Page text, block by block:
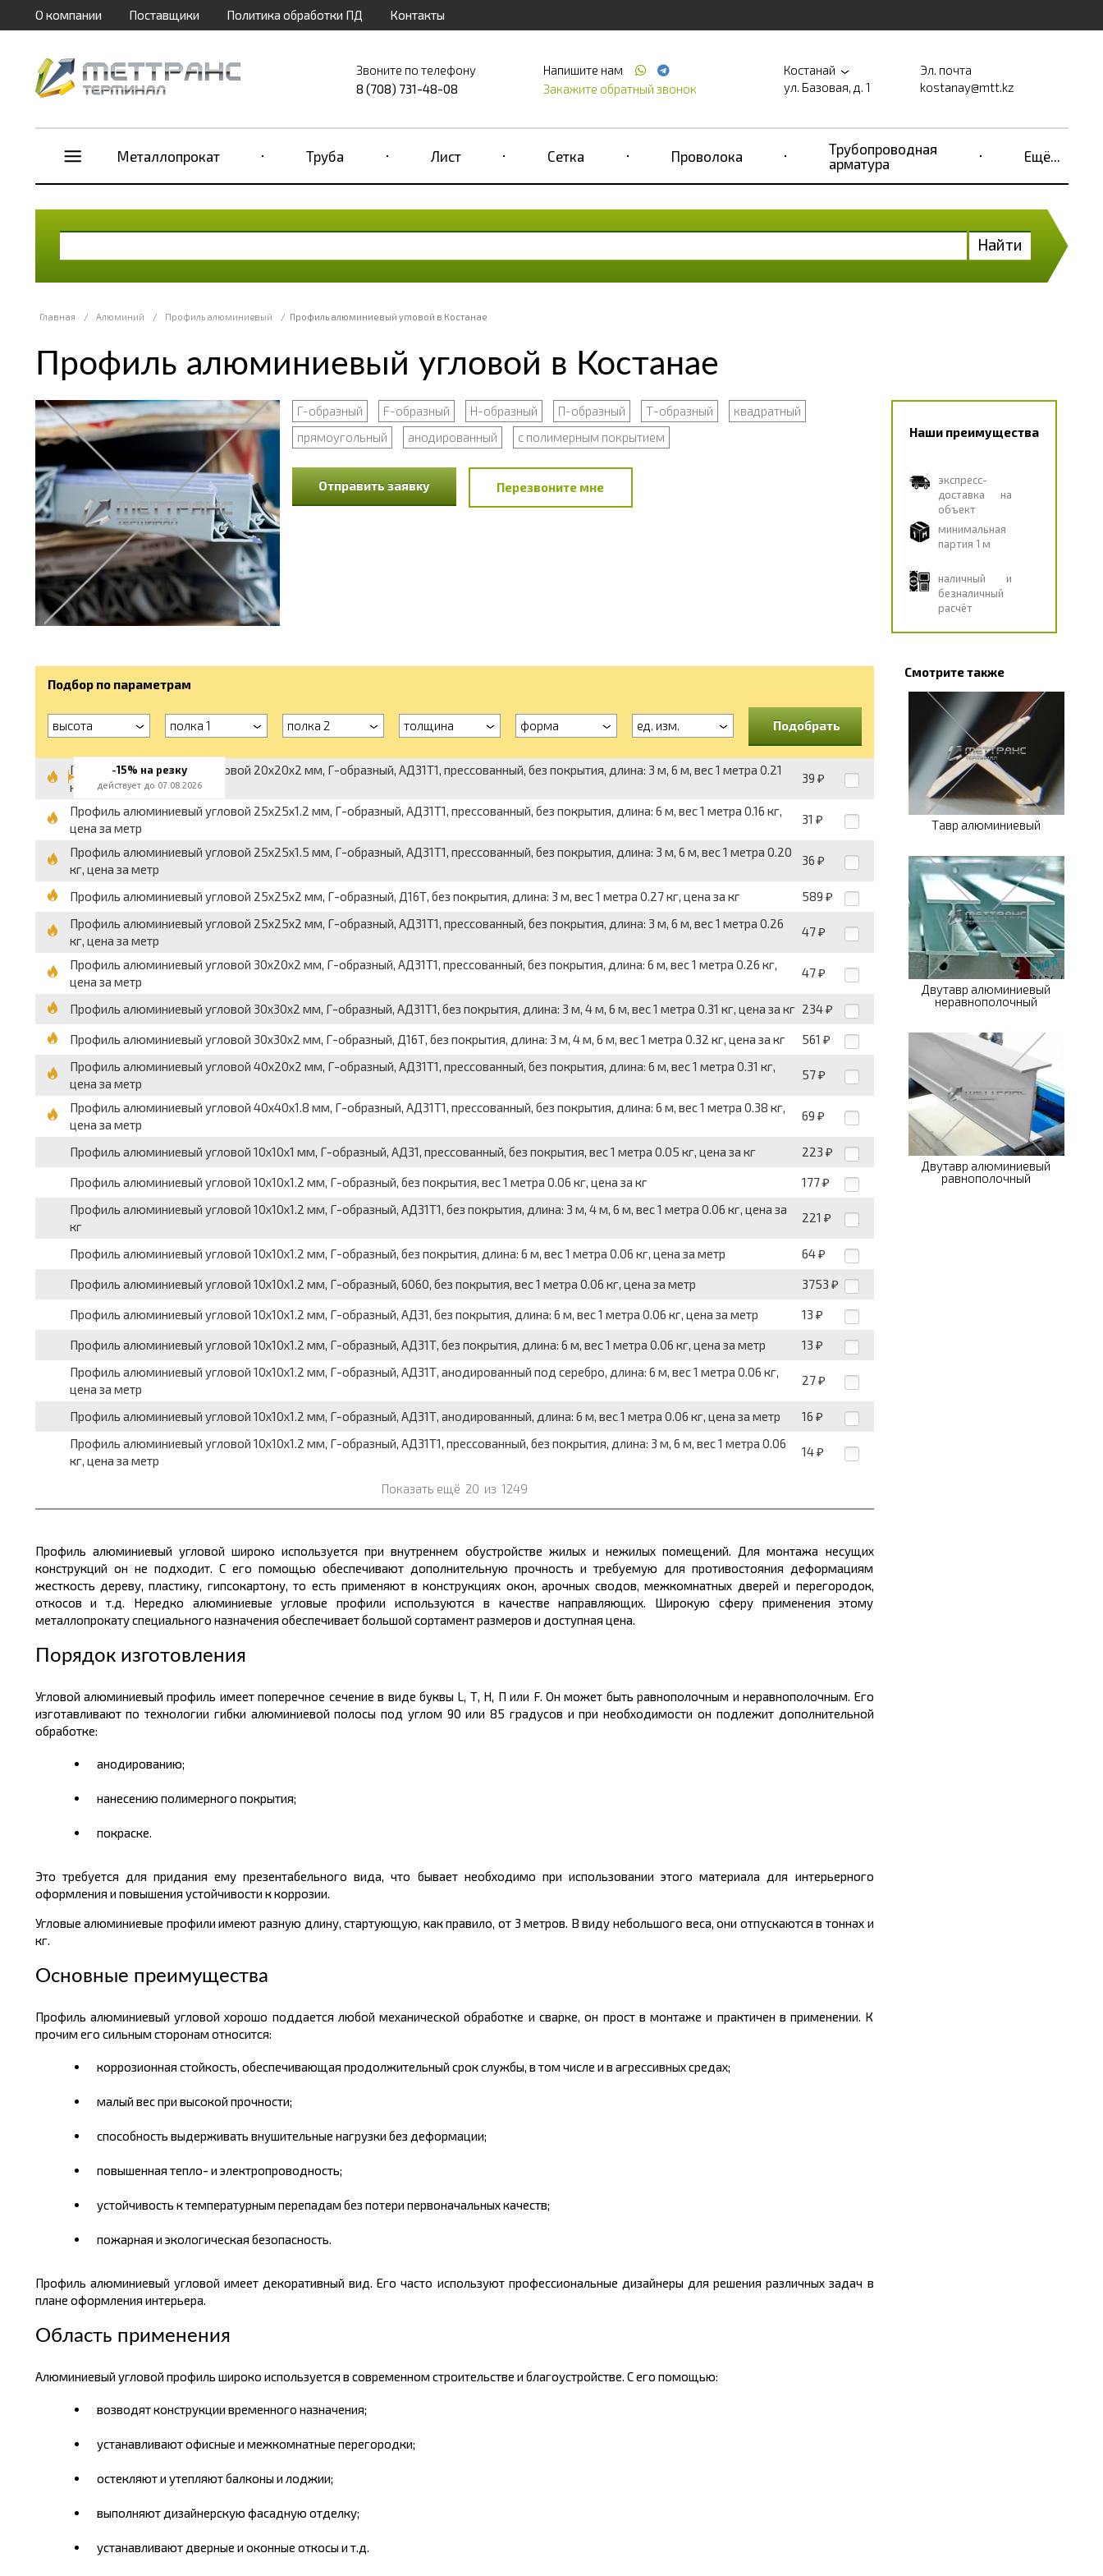
О компании Поставщики Политика обработки ПД Контакты
Звоните по телефону
8 (708) 731-48-08
Напишите нам
Закажите обратный звонок
Костанай
ул. Базовая, д. 1
Эл. почта
kostanay@mtt.kz
Металлопрокат Труба Лист Сетка Проволока
Трубопроводная
арматура
Ещё...
Найти
Главная / Алюминий / Профиль алюминиевый / Профиль алюминиевый угловой в Костанае
Профиль алюминиевый угловой в Костанае
Г-образный F-образный Н-образный П-образный Т-образный
квадратный
прямоугольный
анодированный с полимерным покрытием
Отправить заявку Перезвоните мне
Наши преимущества
экспресс-
доставка на
объект
минимальная
партия 1 м
наличный и
безналичный
расчёт
Подбор по параметрам
высота полка 1 полка 2 толщина форма ед. изм. Подобрать
Профиль алюминиевый угловой 20x20x2 мм, Г-образный, АД31Т1, прессованный, без покрытия, длина: 3 м, 6 м, вес 1 метра 0.21
кг, цена за метр
39 ₽
Профиль алюминиевый угловой 25x25x1.2 мм, Г-образный, АД31Т1, прессованный, без покрытия, длина: 6 м, вес 1 метра 0.16 кг,
цена за метр
31 ₽
Профиль алюминиевый угловой 25x25x1.5 мм, Г-образный, АД31Т1, прессованный, без покрытия, длина: 3 м, 6 м, вес 1 метра 0.20
кг, цена за метр
36 ₽
Профиль алюминиевый угловой 25x25x2 мм, Г-образный, Д16Т, без покрытия, длина: 3 м, вес 1 метра 0.27 кг, цена за кг 589 ₽
Профиль алюминиевый угловой 25x25x2 мм, Г-образный, АД31Т1, прессованный, без покрытия, длина: 3 м, 6 м, вес 1 метра 0.26
кг, цена за метр
47 ₽
Профиль алюминиевый угловой 30x20x2 мм, Г-образный, АД31Т1, прессованный, без покрытия, длина: 6 м, вес 1 метра 0.26 кг,
цена за метр
47 ₽
Профиль алюминиевый угловой 30x30x2 мм, Г-образный, АД31Т1, без покрытия, длина: 3 м, 4 м, 6 м, вес 1 метра 0.31 кг, цена за кг 234 ₽
Профиль алюминиевый угловой 30x30x2 мм, Г-образный, Д16Т, без покрытия, длина: 3 м, 4 м, 6 м, вес 1 метра 0.32 кг, цена за кг 561 ₽
Профиль алюминиевый угловой 40x20x2 мм, Г-образный, АД31Т1, прессованный, без покрытия, длина: 6 м, вес 1 метра 0.31 кг,
цена за метр
57 ₽
Профиль алюминиевый угловой 40x40x1.8 мм, Г-образный, АД31Т1, прессованный, без покрытия, длина: 6 м, вес 1 метра 0.38 кг,
цена за метр
69 ₽
Профиль алюминиевый угловой 10x10x1 мм, Г-образный, АД31, прессованный, без покрытия, вес 1 метра 0.05 кг, цена за кг 223 ₽
Профиль алюминиевый угловой 10x10x1.2 мм, Г-образный, без покрытия, вес 1 метра 0.06 кг, цена за кг 177 ₽
Профиль алюминиевый угловой 10x10x1.2 мм, Г-образный, АД31Т1, без покрытия, длина: 3 м, 4 м, 6 м, вес 1 метра 0.06 кг, цена за
кг
221 ₽
Профиль алюминиевый угловой 10x10x1.2 мм, Г-образный, без покрытия, длина: 6 м, вес 1 метра 0.06 кг, цена за метр 64 ₽
Профиль алюминиевый угловой 10x10x1.2 мм, Г-образный, 6060, без покрытия, вес 1 метра 0.06 кг, цена за метр 3753 ₽
Профиль алюминиевый угловой 10x10x1.2 мм, Г-образный, АД31, без покрытия, длина: 6 м, вес 1 метра 0.06 кг, цена за метр 13 ₽
Профиль алюминиевый угловой 10x10x1.2 мм, Г-образный, АД31Т, без покрытия, длина: 6 м, вес 1 метра 0.06 кг, цена за метр 13 ₽
Профиль алюминиевый угловой 10x10x1.2 мм, Г-образный, АД31Т, анодированный под серебро, длина: 6 м, вес 1 метра 0.06 кг,
цена за метр
27 ₽
Профиль алюминиевый угловой 10x10x1.2 мм, Г-образный, АД31Т, анодированный, длина: 6 м, вес 1 метра 0.06 кг, цена за метр 16 ₽
Профиль алюминиевый угловой 10x10x1.2 мм, Г-образный, АД31Т1, прессованный, без покрытия, длина: 3 м, 6 м, вес 1 метра 0.06
кг, цена за метр
14 ₽
Показать ещё 20 из 1249
Профиль алюминиевый угловой широко используется при внутреннем обустройстве жилых и нежилых помещений. Для монтажа несущих
конструкций он не подходит. С его помощью обеспечивают дополнительную прочность и требуемую для противостояния деформациям
жесткость дереву, пластику, гипсокартону, то есть применяют в конструкциях окон, арочных сводов, межкомнатных дверей и перегородок,
откосов и т.д. Нередко алюминиевые угловые профили используются в качестве направляющих. Широкую сферу применения этому
металлопрокатуспециального назначения обеспечивает большой сортамент размеров и доступная цена.
Порядок изготовления
Угловой алюминиевый профиль имеет поперечное сечение в виде буквы L, Т, Н, П или F. Он может быть равнополочным инеравнополочным. Его
изготавливают по технологии гибки алюминиевой полосы под углом 90 или 85 градусов и при необходимости он подлежит дополнительной
обработке:
анодированию;
нанесению полимерного покрытия;
покраске.
Это требуется для придания ему презентабельного вида, что бывает необходимо при использовании этого материала для интерьерного
оформления и повышения устойчивости к коррозии.
Угловые алюминиевые профили имеют разную длину, стартующую, как правило, от 3метров. В виду небольшого веса, они отпускаются в тоннахи
кг.
Основные преимущества
Профиль алюминиевый угловой хорошо поддается любой механической обработке и сварке, он прост в монтаже и практичен в применении. К
прочим его сильным сторонам относится:
коррозионная стойкость, обеспечивающая продолжительный срок службы, в том числе и в агрессивных средах;
малый вес при высокой прочности;
способность выдерживать внушительные нагрузки без деформации;
повышенная тепло- и электропроводность;
устойчивость к температурным перепадам без потери первоначальных качеств;
пожарная и экологическая безопасность.
Профиль алюминиевый угловой имеет декоративный вид. Его часто используют профессиональные дизайнеры для решения различных задач в
плане оформления интерьера.
Область применения
Алюминиевый угловой профиль широко используется в современном строительстве и благоустройстве. С его помощью:
возводят конструкции временного назначения;
устанавливают офисные и межкомнатные перегородки;
остекляют и утепляют балконы и лоджии;
выполняют дизайнерскую фасадную отделку;
устанавливают дверные и оконные откосы и т.д.
Смотрите также
Тавр алюминиевый
Двутавр алюминиевый
неравнополочный
Двутавр алюминиевый
равнополочный
-15% на резку
действует до 07.08.2026